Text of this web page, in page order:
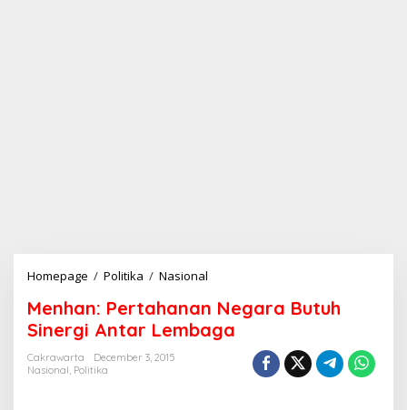
Homepage / Politika / Nasional
n
h
a
Menhan: Pertahanan Negara Butuh
Sinergi Antar Lembaga
Cakrawarta
December 3, 2015
Nasional, Politika